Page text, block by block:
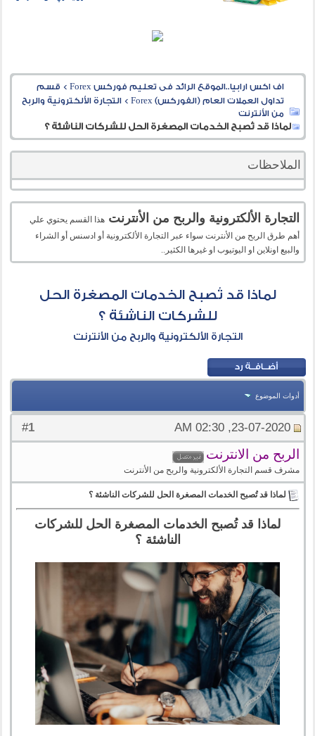
اف اكس ارابيا..الموقع الرائد فى تعليم فوركس Forex > قسم
تداول العملات العام (الفوركس) Forex
>التجارة الألكترونية والربح
من الأنترنت
لماذا قد تُصبح الخدمات المصغرة الحل للشركات الناشئة ؟
الملاحظات
التجارة الألكترونية والربح من الأنترنت هذا القسم يحتوي علي
أهم طرق الربح من الأنترنت سواء عبر التجارة الألكترونية أو ادسنس أو الشراء
والبيع اونلاين او اليوتيوب او غيرها الكثير..
لماذا قد تُصبح الخدمات المصغرة الحل
للشركات الناشئة ؟
التجارة الألكترونية والربح من الأنترنت
أدوات الموضوع
#
1 23-07-2020, 02:30 AM
الربح من الانترنت
مشرف قسم التجارة الألكترونية والربح من الأنترنت
لماذا قد تُصبح الخدمات المصغرة الحل للشركات الناشئة ؟
لماذا قد تُصبح الخدمات المصغرة الحل للشركات
الناشئة ؟